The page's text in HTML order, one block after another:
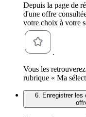
Depuis la page de
d'une offre
votre choix à votre
.
Vous les
rubrique « Ma
6. Enregistrer les